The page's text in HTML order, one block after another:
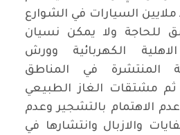
السيارات في الشوارع
للحاجة ولا يمكن نسيان
الكهربائية وورش
المنتشرة في المناطق
ثم مشتقات الغاز الطبيعي
الاهتمام بالتشجير وعدم
والازبال وانتشارها في